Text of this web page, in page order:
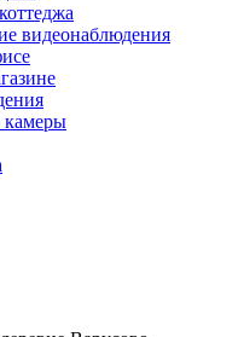
видеонаблюдения
камеры